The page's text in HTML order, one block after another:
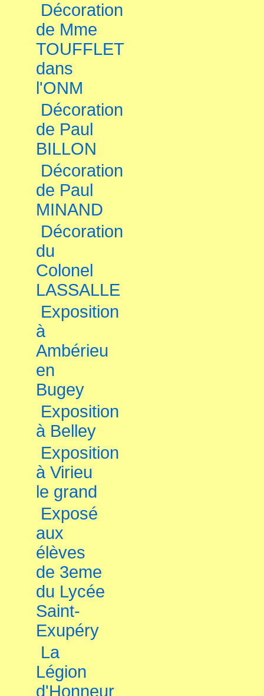
Décoration
de Mme
TOUFFLET
dans
l'ONM
Décoration
de Paul
BILLON
Décoration
de Paul
MINAND
Décoration
du
Colonel
LASSALLE
Exposition
à
Ambérieu
en
Bugey
Exposition
à Belley
Exposition
à Virieu
le grand
Exposé
aux
élèves
de 3eme
du Lycée
Saint-
Exupéry
La
Légion
d'Honneur